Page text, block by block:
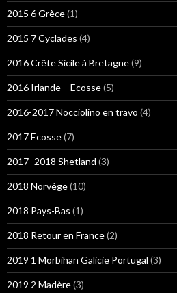
2015 6 Grèce(1)
2015 7 Cyclades (4)
2016 Crête Sicile à Bretagne(9)
2016 Irlande – Ecosse(5)
2016-2017 Nocciolino en travo (4)
2017 Ecosse(7)
2017- 2018 Shetland (3)
2018 Norvège(10)
2018 Pays-Bas (1)
2018 Retour en France(2)
2019 1 Morbihan Galicie Portugal (3)
2019 2 Madère(3)